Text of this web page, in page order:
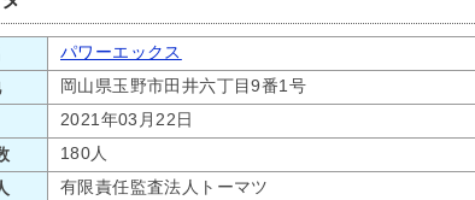
パワーエックス
岡山県玉野市田井六丁目9番1号
2021年03月22日
180人
有限責任監査法人トーマツ